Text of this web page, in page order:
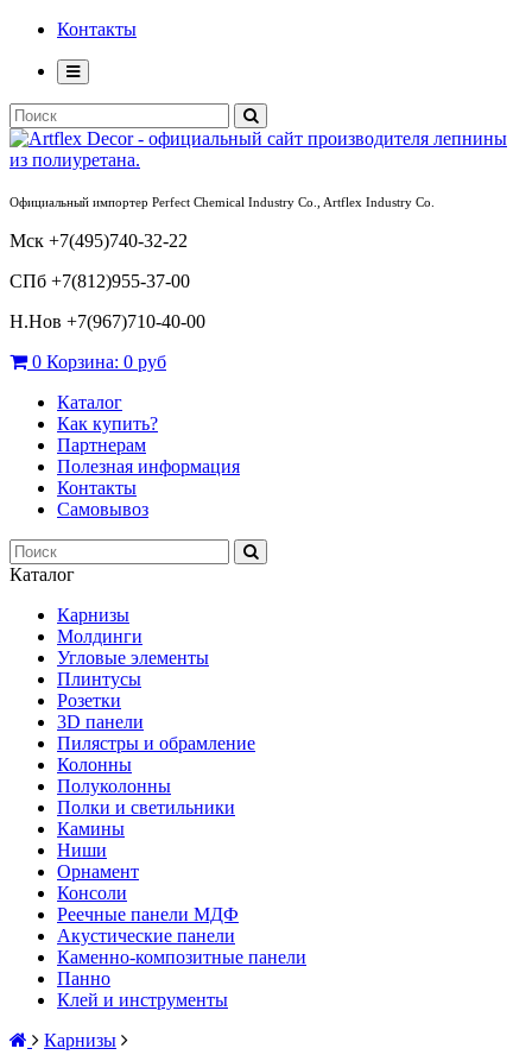
Контакты
Официальный импортер Perfect Chemical Industry Co., Artflex Industry Co.
Мск +7(495)740-32-22
СПб +7(812)955-37-00
Н.Нов +7(967)710-40-00
0 Корзина: 0 руб
Каталог
Как купить?
Партнерам
Полезная информация
Контакты
Самовывоз
Каталог
Карнизы
Молдинги
Угловые элементы
Плинтусы
Розетки
3D панели
Пилястры и обрамление
Колонны
Полуколонны
Полки и светильники
Камины
Ниши
Орнамент
Консоли
Реечные панели МДФ
Акустические панели
Каменно-композитные панели
Панно
Клей и инструменты
Карнизы